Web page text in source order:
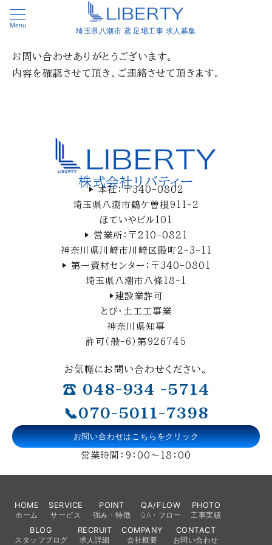
Menu
埼玉県八潮市 鳶 足場工事 求人募集
お問い合わせありがとうございます。
内容を確認させて頂き、ご連絡させて頂きます。
株式会社リバティー
▶ 本社：〒340-0802
埼玉県八潮市鶴ケ曽根911-2
ほていやビル101
▶ 営業所：〒210-0821
神奈川県川崎市川崎区殿町2-3-11
▶ 第一資材センター：〒340-0801
埼玉県八潮市八條18-1
▶建設業許可
とび・土工工事業
神奈川県知事
許可（般-6）第926745
お気軽にお問い合わせください。
☎ 048-934 -5714
📞070-5011-7398
お問い合わせはこちらをクリック
営業時間：9：00～18：00
HOME
ホーム
SERVICE
サービス
POINT
強み・特徴
QA/FLOW
QA・フロー
PHOTO
工事実績
BLOG
スタッフブログ
RECRUIT
求人詳細
COMPANY
会社概要
CONTACT
お問い合わせ